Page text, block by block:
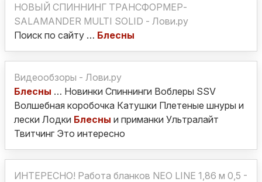
НОВЫЙ СПИННИНГ ТРАНСФОРМЕР-
SALAMANDER MULTI SOLID - Лови.ру
Поиск по сайту … Блесны
Видеообзоры - Лови.ру
Блесны … Новинки Спиннинги Воблеры SSV
Волшебная коробочка Катушки Плетеные шнуры и
лески Лодки Блесны и приманки Ультралайт
Твитчинг Это интересно
ИНТЕРЕСНО! Работа бланков NEO LINE 1,86 м 0,5 -